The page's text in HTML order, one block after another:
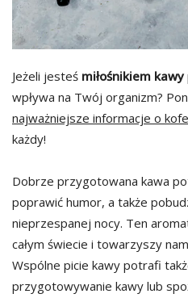
Jeżeli jesteś miłośnikiem kawy
wpływa na Twój organizm?
najważniejsze informacje o
każdy!
Dobrze przygotowana kawa
poprawić humor, a także
nieprzespanej nocy. Ten
całym świecie i towarzyszy
Wspólne picie kawy potrafi
przygotowywanie kawy lub